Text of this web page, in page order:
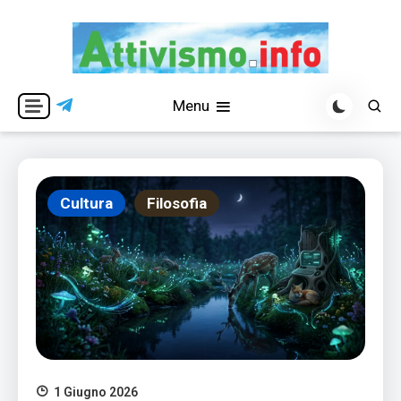
Attivismo.info
Menu
Cultura Filosofia
1 Giugno 2026